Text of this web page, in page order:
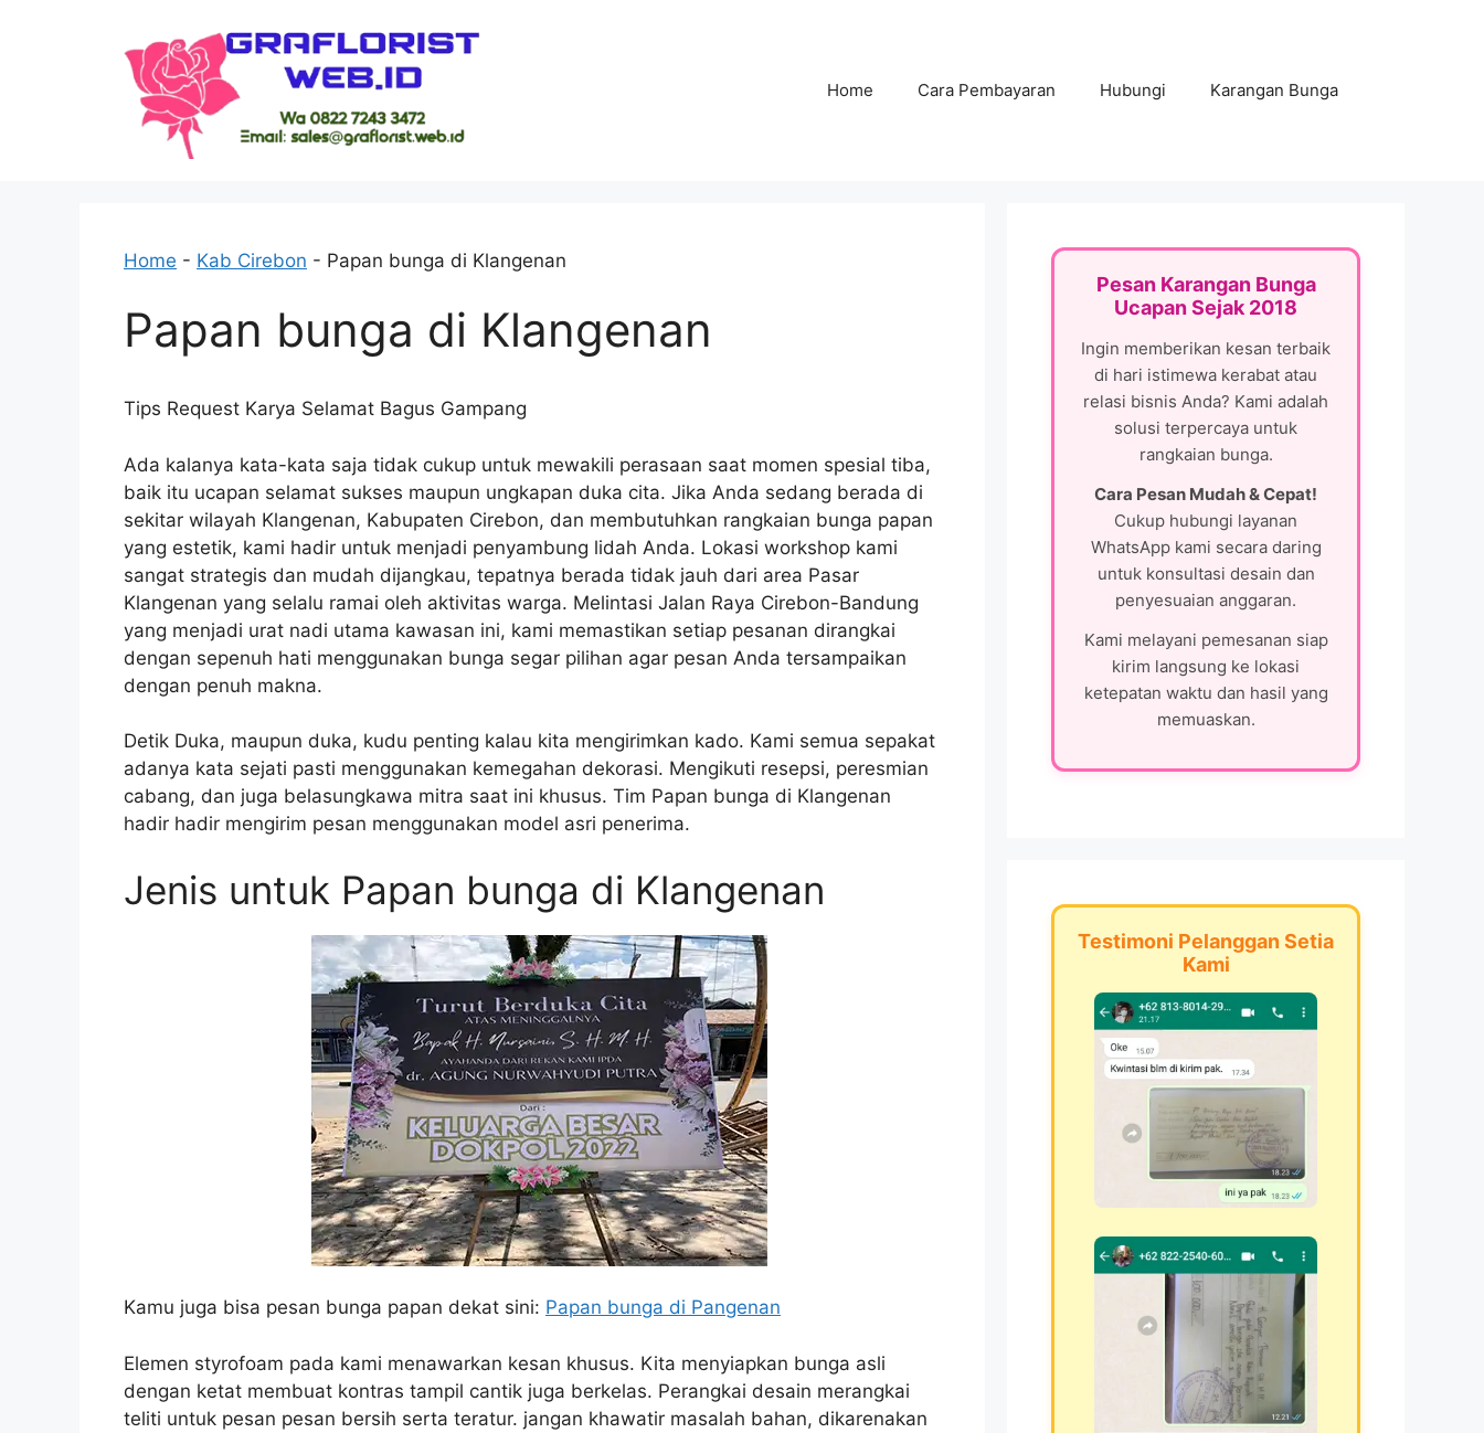
Home Cara Pembayaran Hubungi Karangan Bunga
Home - Kab Cirebon - Papan bunga di Klangenan
Papan bunga di Klangenan
Tips Request Karya Selamat Bagus Gampang
Ada kalanya kata-kata saja tidak cukup untuk mewakili perasaan saat momen spesial tiba,
baik itu ucapan selamat sukses maupun ungkapan duka cita. Jika Anda sedang berada di
sekitar wilayah Klangenan, Kabupaten Cirebon, dan membutuhkan rangkaian bunga papan
yang estetik, kami hadir untuk menjadi penyambung lidah Anda. Lokasi workshop kami
sangat strategis dan mudah dijangkau, tepatnya berada tidak jauh dari area Pasar
Klangenan yang selalu ramai oleh aktivitas warga. Melintasi Jalan Raya Cirebon-Bandung
yang menjadi urat nadi utama kawasan ini, kami memastikan setiap pesanan dirangkai
dengan sepenuh hati menggunakan bunga segar pilihan agar pesan Anda tersampaikan
dengan penuh makna.
Detik Duka, maupun duka, kudu penting kalau kita mengirimkan kado. Kami semua sepakat
adanya kata sejati pasti menggunakan kemegahan dekorasi. Mengikuti resepsi, peresmian
cabang, dan juga belasungkawa mitra saat ini khusus. Tim Papan bunga di Klangenan
hadir hadir mengirim pesan menggunakan model asri penerima.
Jenis untuk Papan bunga di Klangenan
Kamu juga bisa pesan bunga papan dekat sini: Papan bunga di Pangenan
Elemen styrofoam pada kami menawarkan kesan khusus. Kita menyiapkan bunga asli
dengan ketat membuat kontras tampil cantik juga berkelas. Perangkai desain merangkai
teliti untuk pesan pesan bersih serta teratur. jangan khawatir masalah bahan, dikarenakan
Pesan Karangan Bunga
Ucapan Sejak 2018
Ingin memberikan kesan terbaik
di hari istimewa kerabat atau
relasi bisnis Anda? Kami adalah
solusi terpercaya untuk
rangkaian bunga.
Cara Pesan Mudah & Cepat!
Cukup hubungi layanan
WhatsApp kami secara daring
untuk konsultasi desain dan
penyesuaian anggaran.
Kami melayani pemesanan siap
kirim langsung ke lokasi
ketepatan waktu dan hasil yang
memuaskan.
Testimoni Pelanggan Setia
Kami